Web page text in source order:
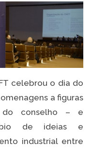
celebrou o dia do
a figuras
do conselho – e
de ideias e
industrial entre